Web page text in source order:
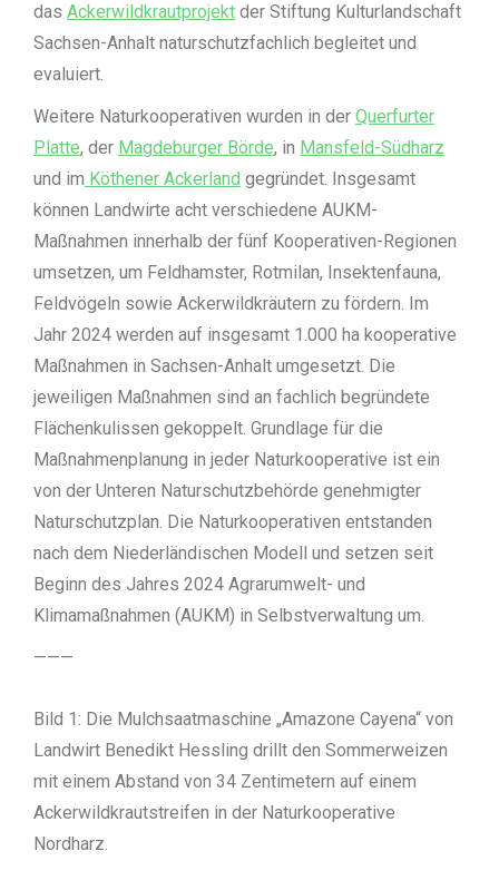
das Ackerwildkrautprojekt der Stiftung Kulturlandschaft
Sachsen-Anhalt naturschutzfachlich begleitet und
evaluiert.
Weitere Naturkooperativen wurden in der Querfurter
Platte, der Magdeburger Börde, in Mansfeld-Südharz
und im Köthener Ackerland gegründet. Insgesamt
können Landwirte acht verschiedene AUKM-
Maßnahmen innerhalb der fünf Kooperativen-Regionen
umsetzen, um Feldhamster, Rotmilan, Insektenfauna,
Feldvögeln sowie Ackerwildkräutern zu fördern. Im
Jahr 2024 werden auf insgesamt 1.000 ha kooperative
Maßnahmen in Sachsen-Anhalt umgesetzt. Die
jeweiligen Maßnahmen sind an fachlich begründete
Flächenkulissen gekoppelt. Grundlage für die
Maßnahmenplanung in jeder Naturkooperative ist ein
von der Unteren Naturschutzbehörde genehmigter
Naturschutzplan. Die Naturkooperativen entstanden
nach dem Niederländischen Modell und setzen seit
Beginn des Jahres 2024 Agrarumwelt- und
Klimamaßnahmen (AUKM) in Selbstverwaltung um.
———
Bild 1: Die Mulchsaatmaschine „Amazone Cayena“ von
Landwirt Benedikt Hessling drillt den Sommerweizen
mit einem Abstand von 34 Zentimetern auf einem
Ackerwildkrautstreifen in der Naturkooperative
Nordharz.